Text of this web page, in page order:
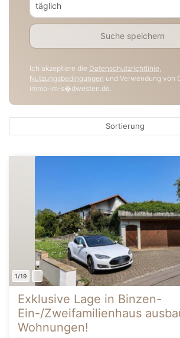
täglich
Suche speichern
Ich akzeptiere die Datenschutzrichtlinie,
Nutzungsbedingungen und Verwendung von
immo-im-s�dwesten.de.
Sortierung
1/19
Exklusive Lage in Binzen-
Ein-/Zweifamilienhaus
Wohnungen!